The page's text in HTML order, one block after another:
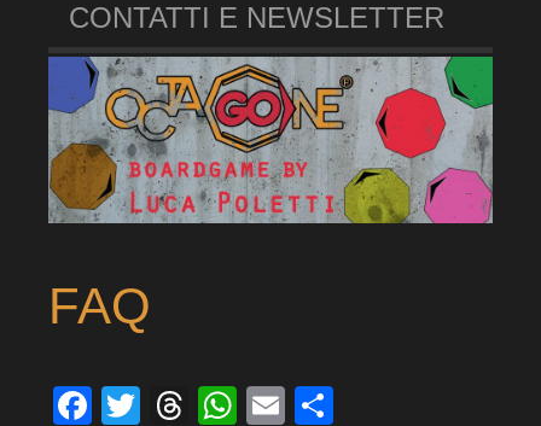
CONTATTI E NEWSLETTER
FAQ
Facebook
TwitterThreads
WhatsApp
Email